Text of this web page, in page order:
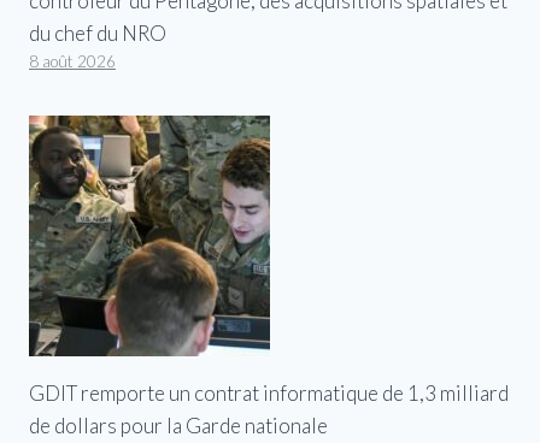
du chef du NRO
8 août 2026
GDIT remporte un contrat informatique de 1,3 milliard
de dollars pour la Garde nationale